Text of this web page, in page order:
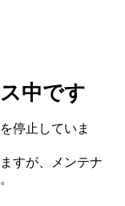
中です
停止していま
すが、メンテナ